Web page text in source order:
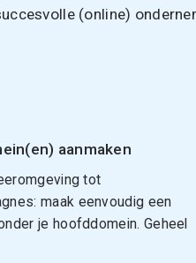
(online)
aanmaken
tot
maak eenvoudig een
je hoofddomein. Geheel